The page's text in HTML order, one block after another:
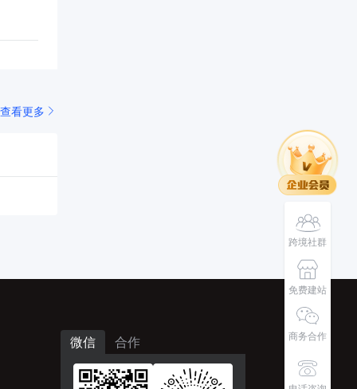
查看更多
跨境社群
免费建站
商务合作
微信 合作